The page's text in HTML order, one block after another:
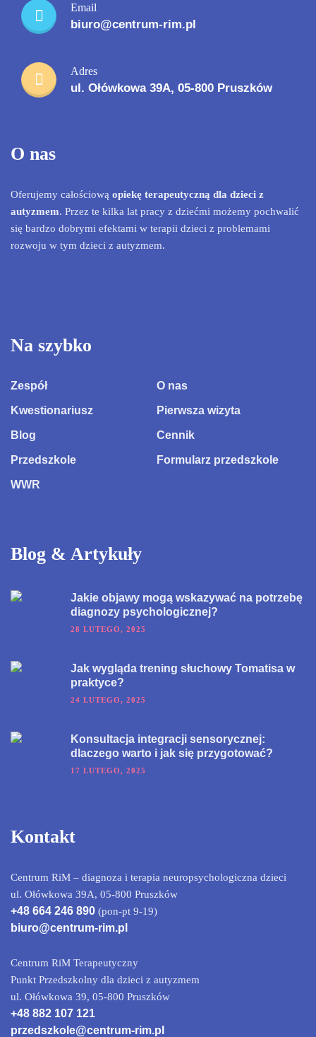
Email
biuro@centrum-rim.pl
Adres
ul. Ołówkowa 39A, 05-800 Pruszków
O nas
Oferujemy całościową opiekę terapeutyczną dla dzieci z
autyzmem. Przez te kilka lat pracy z dziećmi możemy pochwalić
się bardzo dobrymi efektami w terapii dzieci z problemami
rozwoju w tym dzieci z autyzmem.
Na szybko
Zespół O nas
Kwestionariusz Pierwsza wizyta
Blog Cennik
Przedszkole Formularz przedszkole
WWR
Blog & Artykuły
Jakie objawy mogą wskazywać na potrzebę
diagnozy psychologicznej?
28 LUTEGO, 2025
Jak wygląda trening słuchowy Tomatisa w
praktyce?
24 LUTEGO, 2025
Konsultacja integracji sensorycznej:
dlaczego warto i jak się przygotować?
17 LUTEGO, 2025
Kontakt
Centrum RiM – diagnoza i terapia neuropsychologiczna dzieci
ul. Ołówkowa 39A, 05-800 Pruszków
+48 664 246 890 (pon-pt 9-19)
biuro@centrum-rim.pl
Centrum RiM Terapeutyczny
Punkt Przedszkolny dla dzieci z autyzmem
ul. Ołówkowa 39, 05-800 Pruszków
+48 882 107 121
przedszkole@centrum-rim.pl